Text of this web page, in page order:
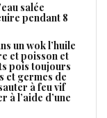
salée
pendant 8
un wok l’huile
et poisson et
pois toujours
et germes de
à feu vif
à l’aide d’une